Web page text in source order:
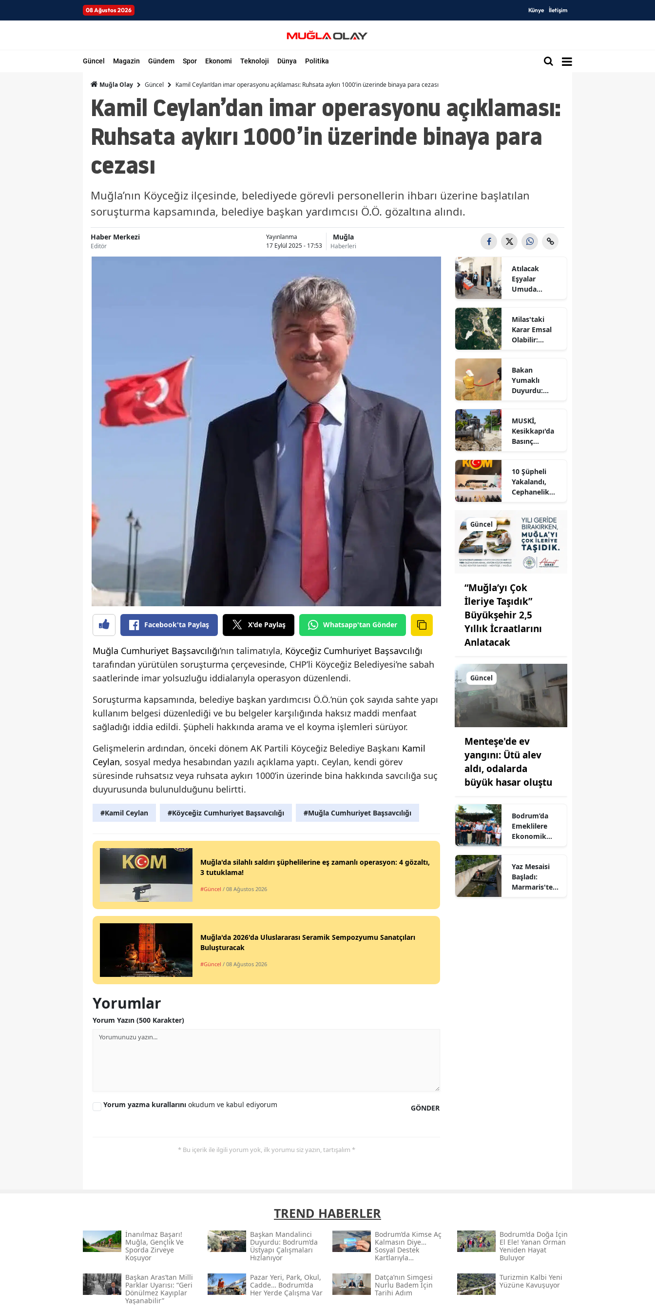
08 Ağustos 2026 Künye İletişim
Güncel Magazin Gündem Spor Ekonomi Teknoloji Dünya Politika
Muğla Olay Güncel Kamil Ceylan’dan imar operasyonu açıklaması: Ruhsata aykırı 1000’in üzerinde binaya para cezası
Kamil Ceylan’dan imar operasyonu açıklaması:
Ruhsata aykırı 1000’in üzerinde binaya para
cezası
Muğla’nın Köyceğiz ilçesinde, belediyede görevli personellerin ihbarı üzerine başlatılan
soruşturma kapsamında, belediye başkan yardımcısı Ö.Ö. gözaltına alındı.
Haber Merkezi
Editör
Yayınlanma
17 Eylül 2025 - 17:53
Muğla
Haberleri
Facebook'ta Paylaş X'de Paylaş Whatsapp'tan Gönder
Muğla Cumhuriyet Başsavcılığı’nın talimatıyla, Köyceğiz Cumhuriyet Başsavcılığı
tarafından yürütülen soruşturma çerçevesinde, CHP’li Köyceğiz Belediyesi’ne sabah
saatlerinde imar yolsuzluğu iddialarıyla operasyon düzenlendi.
Soruşturma kapsamında, belediye başkan yardımcısı Ö.Ö.’nün çok sayıda sahte yapı
kullanım belgesi düzenlediği ve bu belgeler karşılığında haksız maddi menfaat
sağladığı iddia edildi. Şüpheli hakkında arama ve el koyma işlemleri sürüyor.
Gelişmelerin ardından, önceki dönem AK Partili Köyceğiz Belediye Başkanı Kamil
Ceylan, sosyal medya hesabından yazılı açıklama yaptı. Ceylan, kendi görev
süresinde ruhsatsız veya ruhsata aykırı 1000’in üzerinde bina hakkında savcılığa suç
duyurusunda bulunulduğunu belirtti.
#Kamil Ceylan #Köyceğiz Cumhuriyet Başsavcılığı #Muğla Cumhuriyet Başsavcılığı
Muğla'da silahlı saldırı şüphelilerine eş zamanlı operasyon: 4 gözaltı,
3 tutuklama!
#Güncel / 08 Ağustos 2026
Muğla'da 2026'da Uluslararası Seramik Sempozyumu Sanatçıları
Buluşturacak
#Güncel / 08 Ağustos 2026
Yorumlar
Yorum Yazın (500 Karakter)
GÖNDER
Yorum yazma kurallarını okudum ve kabul ediyorum
* Bu içerik ile ilgili yorum yok, ilk yorumu siz yazın, tartışalım *
Atılacak
Eşyalar
Umuda
Destek
Sağlandı
Milas'taki
Karar Emsal
Olabilir:
Bekleyecek
Bakan
Yumaklı
Duyurdu:
Kontrol
Altında
MUSKİ,
Kesikkapı'da
Basınç
10 Şüpheli
Yakalandı,
Cephanelik
Geçirildi
Güncel
“Muğla’yı Çok
İleriye Taşıdık”
Büyükşehir 2,5
Yıllık İcraatlarını
Anlatacak
Güncel
Menteşe'de ev
yangını: Ütü alev
aldı, odalarda
büyük hasar oluştu
Bodrum’da
Emeklilere
Ekonomik
Emekli Kafe
Yaz Mesaisi
Başladı:
Marmaris'te
TREND HABERLER
İnanılmaz Başarı!
Muğla, Gençlik Ve
Sporda Zirveye
Koşuyor
Başkan Mandalinci
Duyurdu: Bodrum’da
Üstyapı Çalışmaları
Hızlanıyor
Bodrum’da Kimse Aç
Kalmasın Diye…
Sosyal Destek
Kartlarıyla
Eli Uzandı
Bodrum’da Doğa İçin
El Ele! Yanan Orman
Yeniden Hayat
Buluyor
Başkan Aras’tan Milli
Parklar Uyarısı: “geri
Dönülmez Kayıplar
Yaşanabilir”
Pazar Yeri, Park, Okul,
Cadde… Bodrum’da
Her Yerde Çalışma Var
Datça’nın Simgesi
Nurlu Badem İçin
Tarihi Adım
Turizmin Kalbi Yeni
Yüzüne Kavuşuyor